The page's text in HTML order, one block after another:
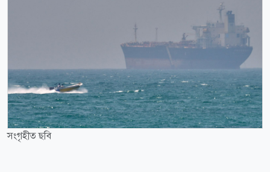
সংগৃহীত ছবি